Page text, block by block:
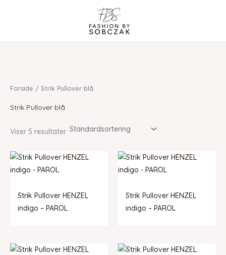
Forside / Strik Pullover blå
Strik Pullover blå
Viser 5 resultater
Strik Pullover HENZEL
indigo – PAROL
Strik Pullover HENZEL
indigo – PAROL